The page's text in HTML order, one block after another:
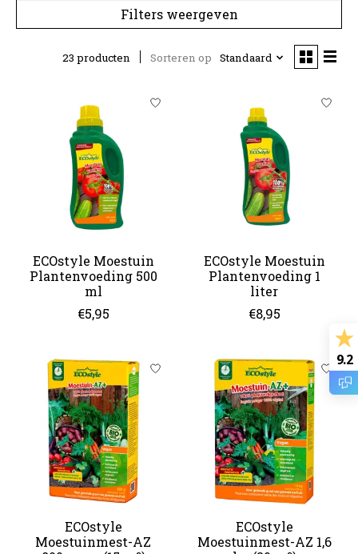
Filters weergeven
23 producten Sorteren op Standaard
ECOstyle Moestuin
Plantenvoeding 500
ml
€5,95
ECOstyle Moestuin
Plantenvoeding 1
liter
€8,95
ECOstyle
Moestuinmest-AZ
ECOstyle
Moestuinmest-AZ 1,6
9.2